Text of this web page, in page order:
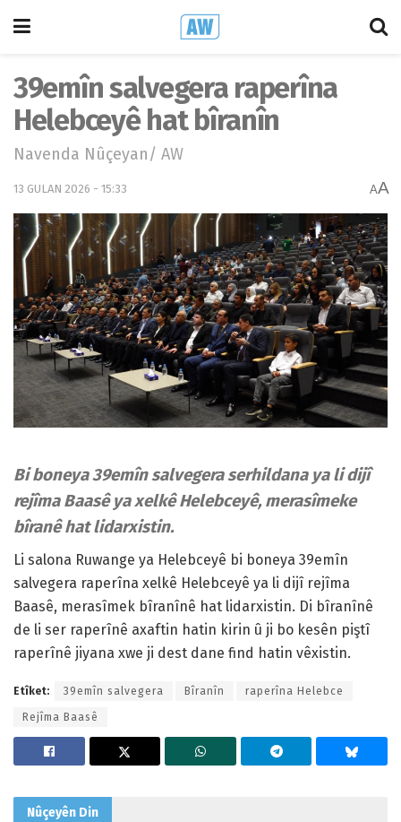
39emîn salvegera raperîna
Helebceyê hat bîranîn
Navenda Nûçeyan/ AW
13 GULAN 2026 - 15:33 AA
Bi boneya 39emîn salvegera serhildana ya li dijî
rejîma Baasê ya xelkê Helebceyê, merasîmeke
bîranê hat lidarxistin.
Li salona Ruwange ya Helebceyê bi boneya 39emîn
salvegera raperîna xelkê Helebceyê ya li dijî rejîma
Baasê, merasîmek bîranînê hat lidarxistin. Di bîranînê
de li ser raperînê axaftin hatin kirin û ji bo kesên piştî
raperînê jiyana xwe ji dest dane find hatin vêxistin.
Etîket: 39emîn salvegera Bîranîn raperîna Helebce
Rejîma Baasê
Nûçeyên Din